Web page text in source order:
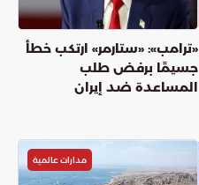
«ترامب»: «ستارمر» ارتكب خطأ
جسيمًا برفض طلب
المساعدة ضد إيران
مدارات عالمية